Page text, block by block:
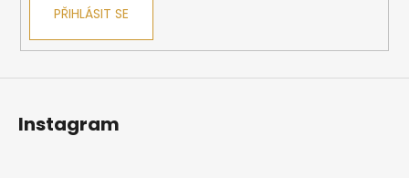
PŘIHLÁSIT SE
Instagram